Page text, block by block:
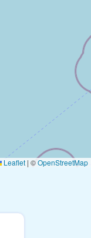
Leaflet | ©OpenStreetMap